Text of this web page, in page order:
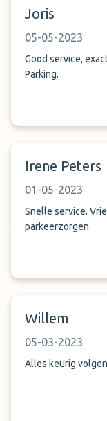
Joris
05-05-2023
Good service,
Parking.
Irene Peters
01-05-2023
Snelle service.
parkeerzorgen
Willem
05-03-2023
Alles keurig